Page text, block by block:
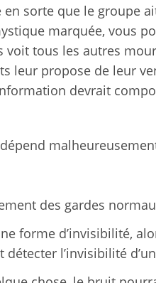
sorte que le groupe
marquée, vous
voit tous les autres
leur propose de leur
devrait
des gardes
forme d’invisibilité,
l’invisibilité